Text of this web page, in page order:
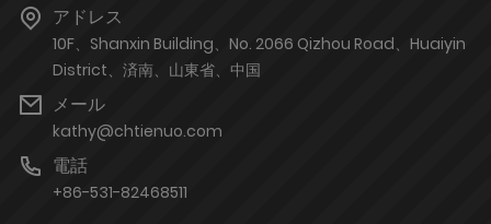
アドレス
10F、Shanxin Building、No. 2066 Qizhou Road、Huaiyin
District、済南、山東省、中国
メール
kathy@chtienuo.com
電話
+86-531-82468511